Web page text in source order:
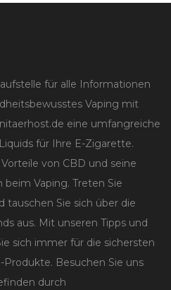
für alle Informationen
Vaping mit
eine umfangreiche
für Ihre E-Zigarette.
von CBD und seine
Vaping. Treten Sie
tauschen Sie sich über die
aus. Mit unseren Tipps und
sich immer für die sichersten
Besuchen Sie uns
durch